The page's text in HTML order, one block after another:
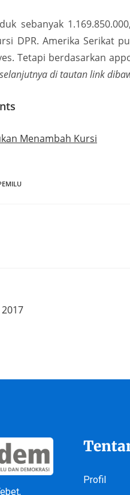
sebanyak
DPR. Amerika Serikat
Tetapi berdasarkan
di tautan link
Menambah Kursi
Profil